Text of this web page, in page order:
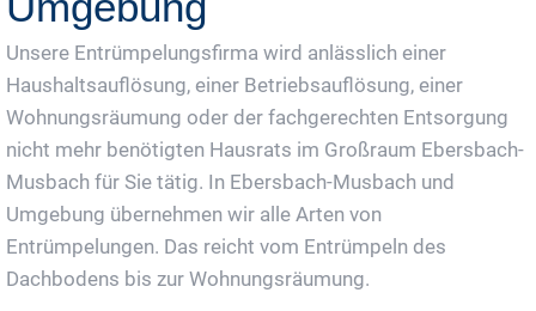
Unsere Entrümpelungsfirma wird anlässlich einer
Haushaltsauflösung, einer Betriebsauflösung, einer
Wohnungsräumung oder der fachgerechten Entsorgung
nicht mehr benötigten Hausrats im Großraum Ebersbach-
Musbach für Sie tätig. In Ebersbach-Musbach und
Umgebung übernehmen wir alle Arten von
Entrümpelungen. Das reicht vom Entrümpeln des
Dachbodens bis zur Wohnungsräumung.